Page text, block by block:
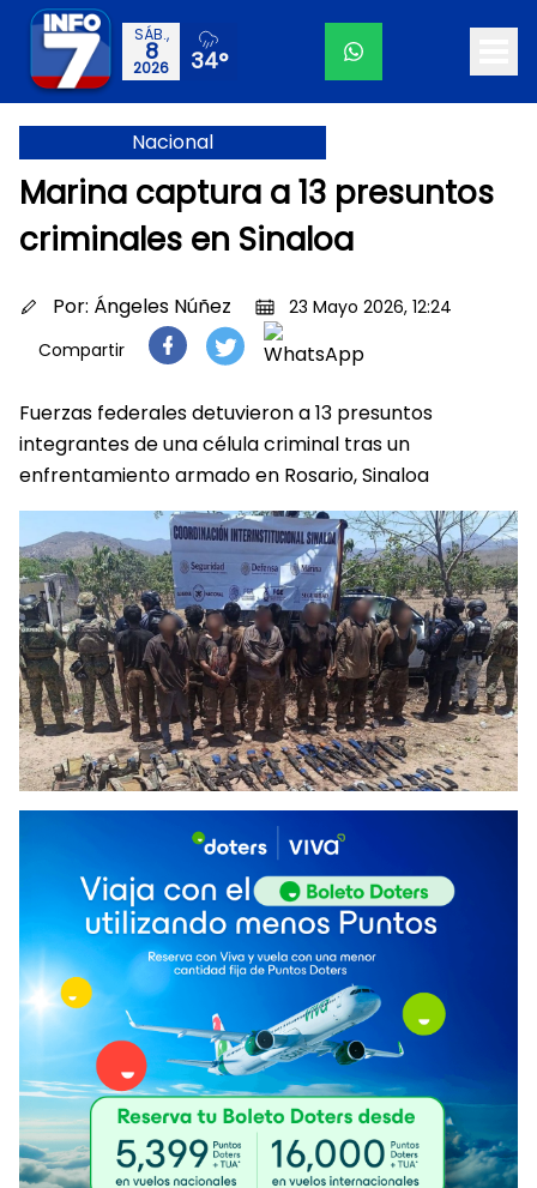
SÁB.,
8
2026 34°
Nacional
Marina captura a 13 presuntos
criminales en Sinaloa
Por: Ángeles Núñez
23 Mayo 2026, 12:24
Compartir
Fuerzas federales detuvieron a 13 presuntos
integrantes de una célula criminal tras un
enfrentamiento armado en Rosario, Sinaloa